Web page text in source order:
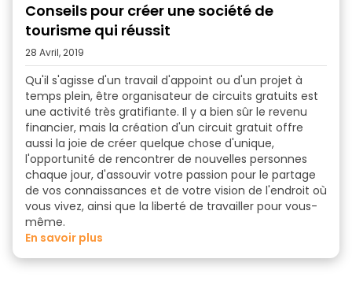
Conseils pour créer une société de
tourisme qui réussit
28 Avril, 2019
Qu'il s'agisse d'un travail d'appoint ou d'un projet à
temps plein, être organisateur de circuits gratuits est
une activité très gratifiante. Il y a bien sûr le revenu
financier, mais la création d'un circuit gratuit offre
aussi la joie de créer quelque chose d'unique,
l'opportunité de rencontrer de nouvelles personnes
chaque jour, d'assouvir votre passion pour le partage
de vos connaissances et de votre vision de l'endroit où
vous vivez, ainsi que la liberté de travailler pour vous-
même.
en savoir plus